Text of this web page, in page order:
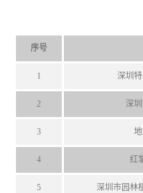
序号
1 深圳
2 深
3
4 红
5 深圳市园林